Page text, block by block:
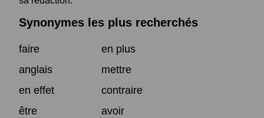
Synonymes les plus recherchés
faire
en plus
anglais
mettre
en effet
contraire
être
avoir